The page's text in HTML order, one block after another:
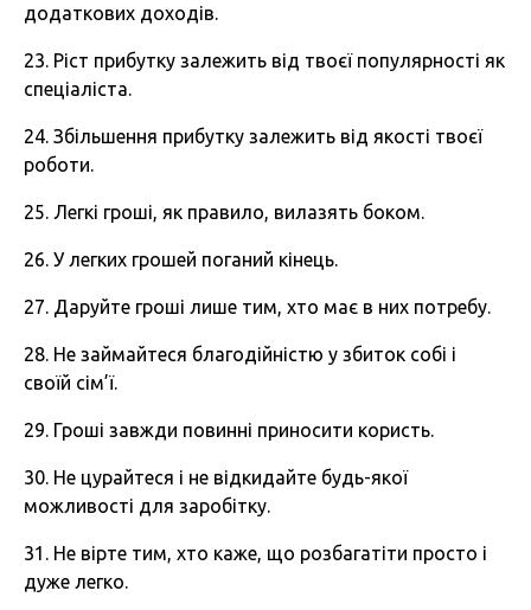
додаткових доходів.
23. Ріст прибутку залежить від твоєї популярності як
спеціаліста.
24. Збільшення прибутку залежить від якості твоєї
роботи.
25. Легкі гроші, як правило, вилазять боком.
26. У легких грошей поганий кінець.
27. Даруйте гроші лише тим, хто має в них потребу.
28. Не займайтеся благодійністю у збиток собі і
своїй сім’ї.
29. Гроші завжди повинні приносити користь.
30. Не цурайтеся і не відкидайте будь-якої
можливості для заробітку.
31. Не вірте тим, хто каже, що розбагатіти просто і
дуже легко.